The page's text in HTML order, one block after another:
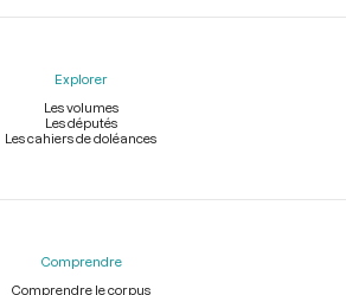
Explorer
Les volumes
Les députés
Les cahiers de doléances
Comprendre
Comprendre le corpus